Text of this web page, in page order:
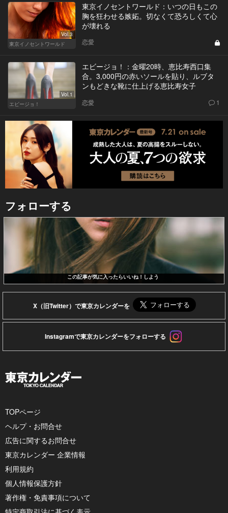
Vol.3
東京イノセントワールド
東京イノセントワールド：いつの日もこの
胸を狂わせる嫉妬。切なくて恐ろしくて心
が壊れる
恋愛
Vol.1
エビージョ！
エビージョ！：金曜20時、恵比寿西口集
合。3,000円の赤いソールを貼り、ルブタ
ンもどきな靴に仕上げる恵比寿女子
恋愛 1
フォローする
この記事が気に入ったらいいね！しよう
X（旧Twitter）で東京カレンダーを
Instagramで東京カレンダーをフォローする
TOPページ
ヘルプ・お問合せ
広告に関するお問合せ
東京カレンダー 企業情報
利用規約
個人情報保護方針
著作権・免責事項について